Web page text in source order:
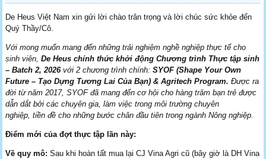
De Heus Việt Nam xin gửi lời chào trân trọng và lời chúc sức khỏe đến
Quý Thầy/Cô.
Với mong muốn mang đến những trải nghiệm nghề nghiệp thực tế cho
sinh viên,De Heus chính thức khởi động Chương trình Thực tập sinh
– Batch 2, 2026với 2 chương trình chính: SYOF (Shape Your Own
Future – Tạo Dựng Tương Lai Của Bạn)& Agritech Program. Được ra
đời từ năm 2017, SYOF đã mang đến cơ hội cho hàng trăm bạn trẻđược
dẫn dắt bởi các chuyên gia, làm việc trong môi trường chuyên
nghiệp,tiền đề cho những bước chân đầu tiên trong ngành Nông nghiệp.
Điểm mới của đợt thực tập lần này:
Về quy mô: Sau khi hoàn tất mua lại CJ Vina Agri cũ (bây giờ là DH Vina